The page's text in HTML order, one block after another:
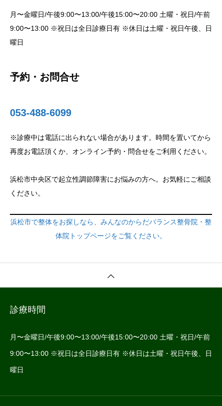
月〜金曜日/午後9:00〜13:00/午後15:00〜20:00 土曜・祝日/午前
9:00〜13:00 ※祝日は全日診療日有 ※休日は土曜・祝日午後、日
曜日
予約・お問合せ
053-488-6099
※診療中は電話に出られない場合があります。時間を置いてから
再度お電話頂くか、オンライン予約・問合せをご利用ください。
浜松市中央区で起立性調節障害にお悩みの方へ。お気軽にご相談
ください。
浜松市で整体をお探しなら、みんなのからだバランス整骨院・整
体院トップページをご覧ください。
診療時間
月〜金曜日/午後9:00〜13:00/午後15:00〜20:00 土曜・祝日/午前
9:00〜13:00 ※祝日は全日診療日有 ※休日は土曜・祝日午後、日
曜日